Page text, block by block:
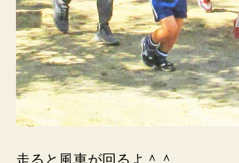
走ると風車が回るよ＾＾